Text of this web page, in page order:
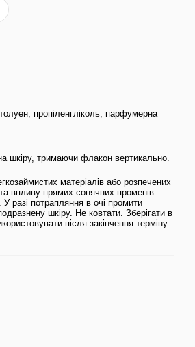
пропіленгліколь, парфумерна
шкіру, тримаючи флакон вертикально.
матеріалів або розпечених
впливу прямих сонячних променів.
разі потрапляння в очі промити
шкіру. Не ковтати. Зберігати в
після закінчення терміну